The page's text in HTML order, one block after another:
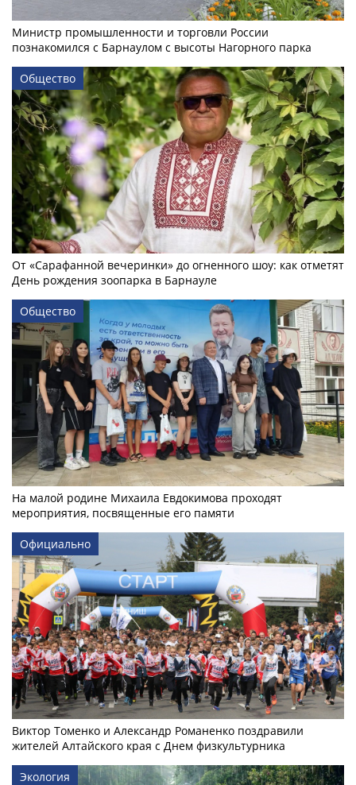
Министр промышленности и торговли России
познакомился с Барнаулом с высоты Нагорного парка
Общество
От «Сарафанной вечеринки» до огненного шоу: как отметят
День рождения зоопарка в Барнауле
Общество
На малой родине Михаила Евдокимова проходят
мероприятия, посвященные его памяти
Официально
Виктор Томенко и Александр Романенко поздравили
жителей Алтайского края с Днем физкультурника
Экология